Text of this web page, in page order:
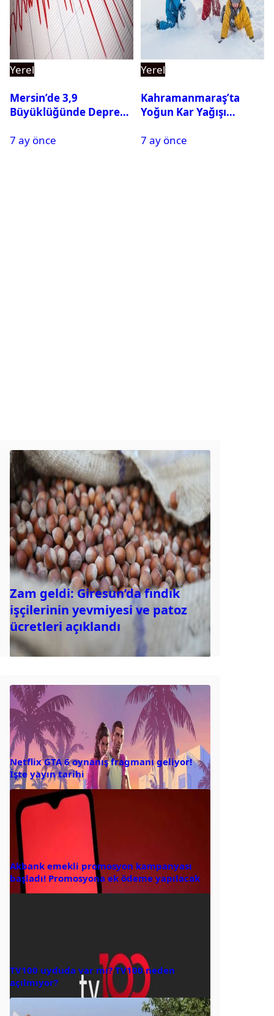
Yerel
Mersin’de 3,9
Büyüklüğünde Deprem
7 ay önce
Yerel
Kahramanmaraş’ta
Yoğun Kar Yağışı
Tatil
7 ay önce
Zam geldi: Giresun’da fındık
işçilerinin yevmiyesi ve patoz
ücretleri açıklandı
Netflix GTA 6 oynanış fragmanı geliyor!
İşte yayın tarihi
Akbank emekli promosyon kampanyası
başladı! Promosyona ek ödeme yapılacak
TV100 uyduda var mı? TV100 neden
açılmıyor?